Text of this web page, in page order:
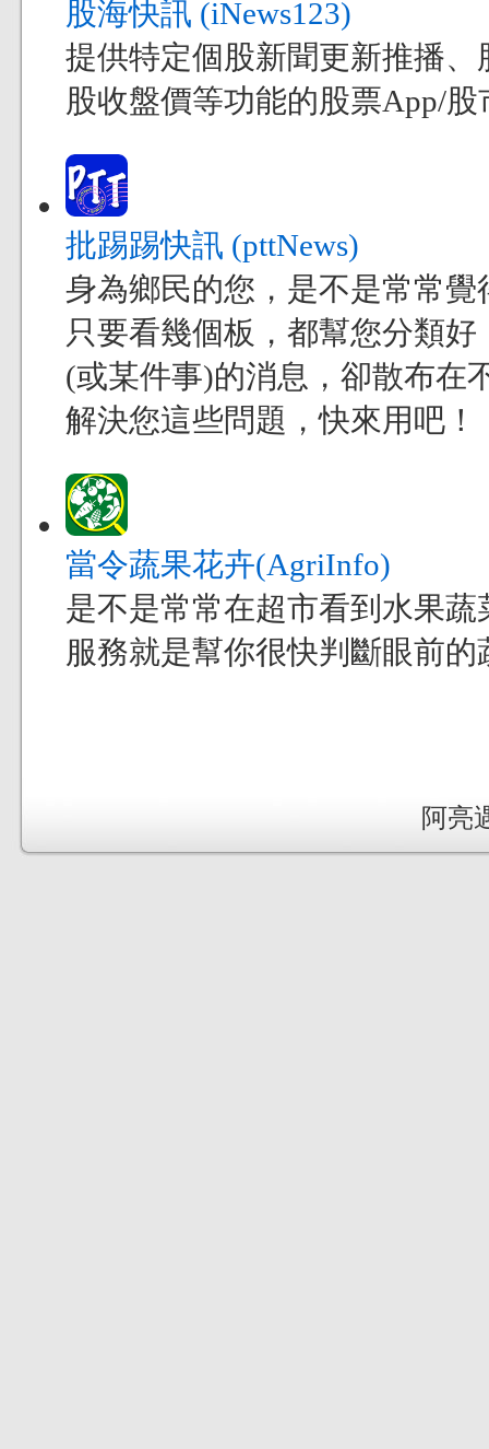
股海快訊 (iNews123)
提供特定個股新聞更新推播
股收盤價等功能的股票App/股
批踢踢快訊 (pttNews)
身為鄉民的您，是不是常常
只要看幾個板，都幫您分類
(或某件事)的消息，卻散布在
解決您這些問題，快來用吧！
當令蔬果花卉(AgriInfo)
是不是常常在超市看到水果
服務就是幫你很快判斷眼前
阿亮